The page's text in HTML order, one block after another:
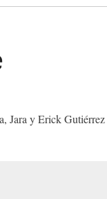
Jara y Erick Gutiérrez